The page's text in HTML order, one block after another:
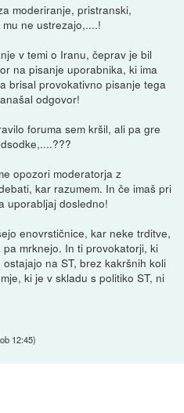
moderiranje, pristranski,
ne ustrezajo,....!
v temi o Iranu, čeprav je bil
na pisanje uporabnika, ki ima
brisal provokativno pisanje tega
odgovor!
foruma sem kršil, ali pa gre
opozori moderatorja z
kar razumem. In če imaš pri
uporabljaj dosledno!
enovrstičnice, kar neke trditve,
mrknejo. In ti provokatorji, ki
na ST, brez kakršnih koli
ki je v skladu s politiko ST, ni
12:45)